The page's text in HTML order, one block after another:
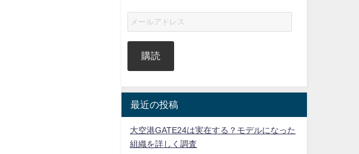
購読
最近の投稿
大空港GATE24は実在する？モデルになった
組織を詳しく調査